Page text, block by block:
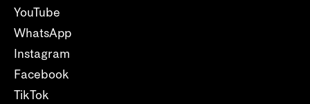
YouTube
WhatsApp
Instagram
Facebook
TikTok